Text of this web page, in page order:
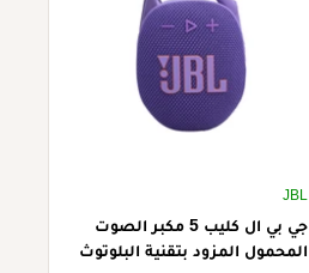
JBL
جي بي ال كليب 5 مكبر الصوت
المحمول المزود بتقنية البلوتوث